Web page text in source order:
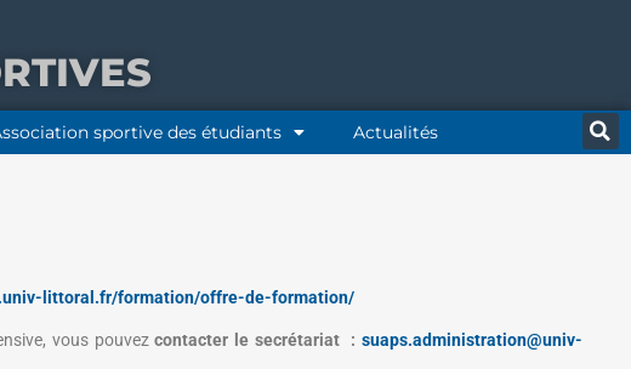
sportive des étudiants Actualités
littoral.fr/formation/offre-de-formation/
vous pouvezcontacter le secrétariat :suaps.administration@univ-